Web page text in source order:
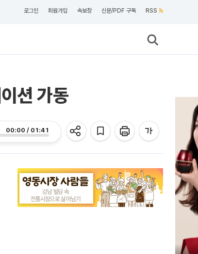
로그인 회원가입 속보창 신문/PDF 구독 RSS
션 가동
00:00 / 01:41